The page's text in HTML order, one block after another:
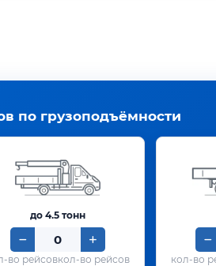
по грузоподъёмности
до 4.5 тонн
кол-во рейсов